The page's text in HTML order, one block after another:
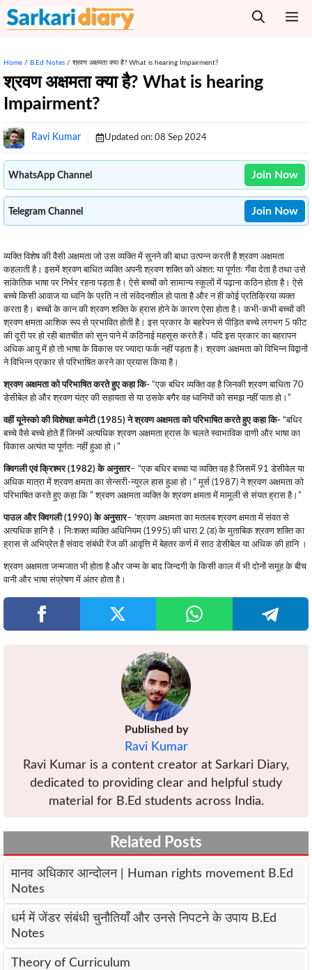
Skip
to
Home / B.Ed Notes / श्रवण अक्षमता क्या है? What is hearing Impairment?
श्रवण अक्षमता क्या है? What is hearing
Impairment?
Ravi Kumar Updated on: 08 Sep 2024
WhatsApp Channel Join Now
Telegram Channel Join Now
व्यक्ति विशेष की वैसी अक्षमता जो उस व्यक्ति में सुनने की बाधा उत्पन्न करती है श्रवण अक्षमता
कहलाती है। इसमें श्रवण बाधित व्यक्ति अपनी श्रवण शक्ति को अंशत: या पूर्णतः गँवा देता है तथा उसे
सांकेतिक भाषा पर निर्भर रहना पड़ता है। ऐसे बच्चों को सामान्य स्कूलों में पढ़ाना कठिन होता है। ऐसे
बच्चे किसी आवाज या ध्वनि के प्रति न तो संवेदनशील हो पाता है और न ही कोई प्रतिक्रिया व्यक्त
करता है। बच्चों के कान की श्रवण शक्ति के ह्रास होने के कारण ऐसा होता है। कभी-कभी बच्चों की
श्रवण क्षमता आशिक रूप से प्रभावित होती है। इस प्रकार के बहरेपन से पीड़ित बच्चे लगभग 5 फीट
की दूरी पर हो रही बातचीत को सुन पाने में कठिनाई महसूस करते हैं। यदि इस प्रकार का बहरापन
अधिक आयु में हो तो भाषा के विकास पर ज्यादा फर्क नहीं पड़ता है। श्रवण अक्षमता को विभिन्न विद्वानों
ने विभिन्न प्रकार से परिभाषित करने का प्रयास किया है।
श्रवण अक्षमता को परिभाषित करते हुए कहा कि- “एक बधिर व्यक्ति वह है जिनकी श्रवण बाधिता 70
डेसीबेल हो और श्रवण यंत्र की सहायता से या उसके बगैर वह ध्वनियों को समझ नहीं पाता हो।”
वहीं यूनेस्को की विशेषज्ञ कमेटी (1985) ने श्रवण अक्षमता को परिभाषित करते हुए कहा कि- “बधिर
बच्चे वैसे बच्चे होते हैं जिनमें अत्यधिक श्रवण अक्षमता ह्रास के चलते स्वाभाविक वाणी और भाषा का
विकास अत्यंत या पूर्णतः नहीं हुआ हो।”
क्विगली एवं क्रिश्मर (1982) के अनुसार– “एक बधिर बच्चा या व्यक्ति वह है जिसमें 91 डेसीवेल या
अधिक मात्रा में श्रवण क्षमता का सेन्सरी-न्यूरल हास हुआ हो।” मूर्स (1987) ने श्रवण अक्षमता को
परिभाषित करते हुए कहा कि ” श्रवण अक्षमता व्यक्ति के श्रवण क्षमता में मामूली से संयत ह्रास है।”
पाउल और क्विगली (1990) के अनुसार– ‘श्रवण अक्षमता का मतलब श्रवण क्षमता में संवत से
अत्यधिक हानि है । निःशक्त व्यक्ति अधिनियम (1995) की धारा 2 (ड) के मुताबिक श्रवण शक्ति का
ह्रास से अभिप्रेत है संवाद संबंधी रेंज की आवृत्ति में बेहतर कर्ण में साठ डेसीबेल या अधिक की हानि ।
श्रवण अक्षमता जन्मजात भी होता है और जन्म के बाद जिन्दगी के किसी काल में भी दोनों समूह के बीच
वानी और भाषा संप्रेषण में अंतर होता है।
Published by
Ravi Kumar
Ravi Kumar is a content creator at Sarkari Diary,
dedicated to providing clear and helpful study
material for B.Ed students across India.
Related Posts
मानव अधिकार आन्दोलन | Human rights movement B.Ed
Notes
धर्म में जेंडर संबंधी चुनौतियाँ और उनसे निपटने के उपाय B.Ed
Notes
Theory of Curriculum